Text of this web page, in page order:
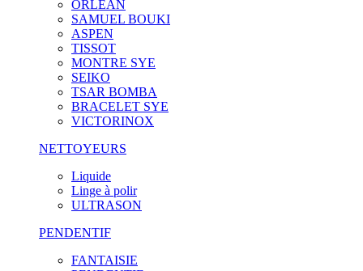
ORLEAN
SAMUEL BOUKI
ASPEN
TISSOT
MONTRE SYE
SEIKO
TSAR BOMBA
BRACELET SYE
VICTORINOX
NETTOYEURS
Liquide
Linge à polir
ULTRASON
PENDENTIF
FANTAISIE